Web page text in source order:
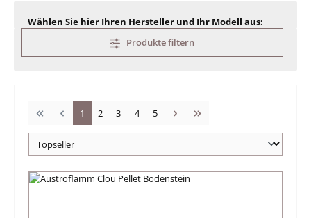
Wählen Sie hier Ihren Hersteller und Ihr Modell aus:
Produkte filtern
Seite
1 Seite
2 Seite
3 Seite
4 Seite
5